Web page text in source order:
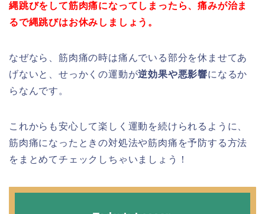
縄跳びをして筋肉痛になってしまったら、痛みが治ま
るで縄跳びはお休みしましょう。
なぜなら、筋肉痛の時は痛んでいる部分を休ませてあ
げないと、せっかくの運動が逆効果や悪影響になるか
らなんです。
これからも安心して楽しく運動を続けられるように、
筋肉痛になったときの対処法や筋肉痛を予防する方法
をまとめてチェックしちゃいましょう！